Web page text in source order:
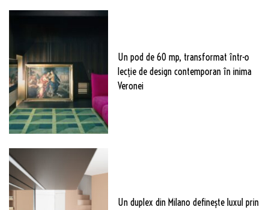
Un pod de 60 mp, transformat într-o
lecție de design contemporan în inima
Veronei
Un duplex din Milano definește luxul prin